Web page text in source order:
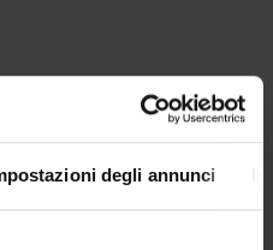
degli annunci
lug-2022.
al corso
al corso